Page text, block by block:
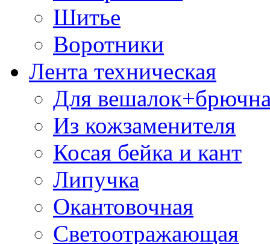
Шитье
Воротники
Лента техническая
Для
Из кожзаменителя
Косая бейка и кант
Липучка
Окантовочная
Светоотражающая